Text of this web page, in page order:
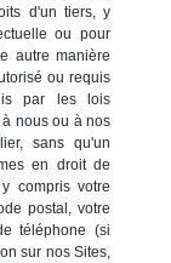
d'un tiers, y
ou pour
autre manière
ou requis
par les lois
nous ou à nos
sans qu'un
en droit de
compris votre
postal, votre
téléphone (si
sur nos Sites,